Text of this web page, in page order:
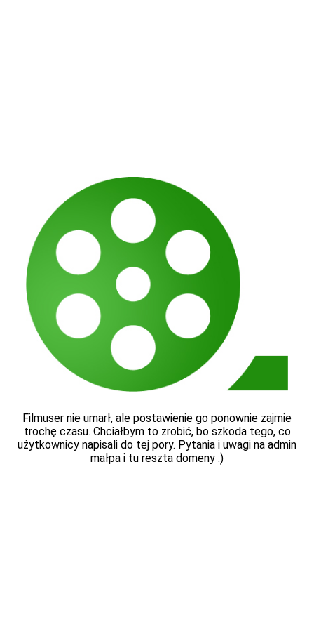
Filmuser nie umarł, ale postawienie go ponownie zajmie
trochę czasu. Chciałbym to zrobić, bo szkoda tego, co
użytkownicy napisali do tej pory. Pytania i uwagi na admin
małpa i tu reszta domeny :)